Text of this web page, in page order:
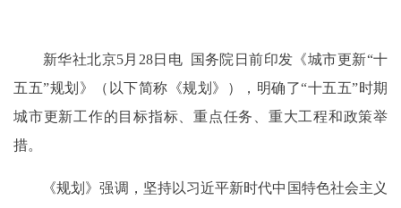
新华社北京5月28日电 国务院日前印发《城市更新“十
五五”规划》（以下简称《规划》），明确了“十五五”时期
城市更新工作的目标指标、重点任务、重大工程和政策举
措。
《规划》强调，坚持以习近平新时代中国特色社会主义